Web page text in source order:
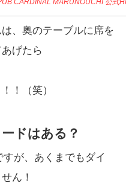
CARDINAL MARUNOUCHI 公式
、奥のテーブルに席を
げたら
！（笑）
ドはある？
が、あくまでもダイ
ん！